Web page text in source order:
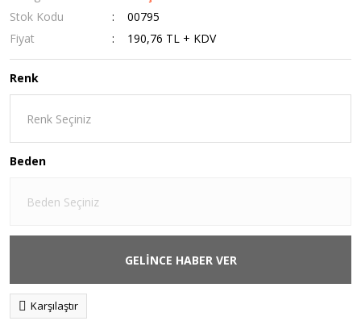
Stok Kodu
00795
Fiyat
190,76 TL + KDV
Renk
Beden
GELİNCE HABER VER
Karşılaştır